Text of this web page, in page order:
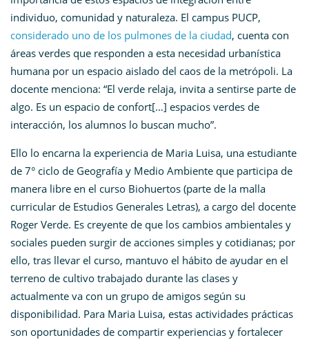
individuo, comunidad y naturaleza. El campus PUCP,
considerado uno de los pulmones de la ciudad, cuenta con
áreas verdes que responden a esta necesidad urbanística
humana por un espacio aislado del caos de la metrópoli. La
docente menciona: “El verde relaja, invita a sentirse parte de
algo. Es un espacio de confort[…] espacios verdes de
interacción, los alumnos lo buscan mucho”.
Ello lo encarna la experiencia de Maria Luisa, una estudiante
de 7° ciclo de Geografía y Medio Ambiente que participa de
manera libre en el curso Biohuertos (parte de la malla
curricular de Estudios Generales Letras), a cargo del docente
Roger Verde. Es creyente de que los cambios ambientales y
sociales pueden surgir de acciones simples y cotidianas; por
ello, tras llevar el curso, mantuvo el hábito de ayudar en el
terreno de cultivo trabajado durante las clases y
actualmente va con un grupo de amigos según su
disponibilidad. Para Maria Luisa, estas actividades prácticas
son oportunidades de compartir experiencias y fortalecer